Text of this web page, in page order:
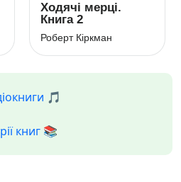
Ходячі мерці.
Книга 2
Роберт Кіркман
🎵
книг 📚